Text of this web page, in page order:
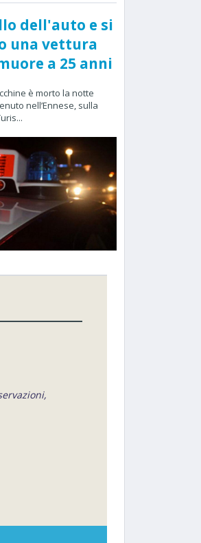
dell'auto e si
una vettura
a 25 anni
è morto la notte
nell’Ennese, sulla